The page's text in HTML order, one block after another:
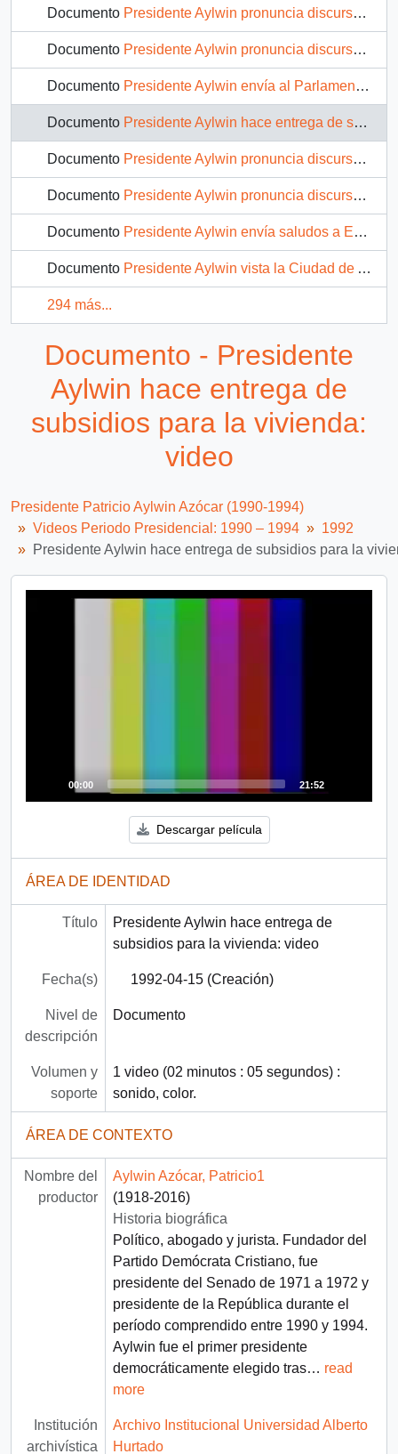
Documento Presidente Aylwin pronuncia discurso en entrega de subsidios para viviendas sociales : video
Documento Presidente Aylwin pronuncia discurso en inauguración del 24 periodo de sesiones de la CEPAL : video
Documento Presidente Aylwin envía al Parlamento Proyecto de Ley de recuperación del Bosque Nativo : video
Documento Presidente Aylwin hace entrega de subsidios para la vivienda: video
Documento Presidente Aylwin pronuncia discurso con motivo de la entrega de subsidios para viviendas sociales : video
Documento Presidente Aylwin pronuncia discurso con motivo de la entrega de subsidios para viviendas sociales : video
Documento Presidente Aylwin envía saludos a Expo Sevilla 92 : video
Documento Presidente Aylwin vista la Ciudad de Arica e Iquique: video
294 más...
Documento - Presidente
Aylwin hace entrega de
subsidios para la vivienda:
video
Presidente Patricio Aylwin Azócar (1990-1994)
Videos Periodo Presidencial: 1990 – 1994
1992
Presidente Aylwin hace entrega de subsidios para la
Video
00:00 21:52
Descargar película
ÁREA DE IDENTIDAD
Título
Presidente Aylwin hace entrega de
subsidios para la vivienda: video
Fecha(s) 1992-04-15 (Creación)
Nivel de
descripción
Documento
Volumen y
soporte
1 video (02 minutos : 05 segundos) :
sonido, color.
ÁREA DE CONTEXTO
Nombre del
productor
Aylwin Azócar, Patricio1
(1918-2016)
Historia biográfica
Político, abogado y jurista. Fundador del
Partido Demócrata Cristiano, fue
presidente del Senado de 1971 a 1972 y
presidente de la República durante el
período comprendido entre 1990 y 1994.
Aylwin fue el primer presidente
democráticamente elegido tras… read
more
Institución
archivística
Archivo Institucional Universidad Alberto
Hurtado